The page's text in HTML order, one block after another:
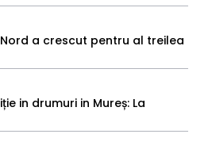
a crescut pentru al treilea
in drumuri in Mureș: La